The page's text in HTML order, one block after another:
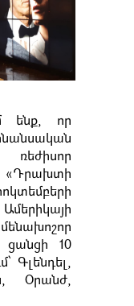
ենք, որ
ռեժիսոր
ցանցի 10
Գլենդել,
Օրանժ,